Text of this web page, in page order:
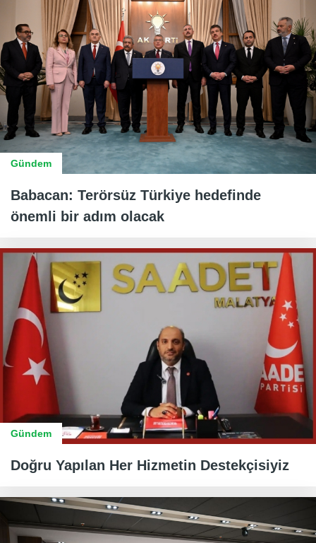
Gündem
Babacan: Terörsüz Türkiye hedefinde
önemli bir adım olacak
Gündem
Doğru Yapılan Her Hizmetin Destekçisiyiz